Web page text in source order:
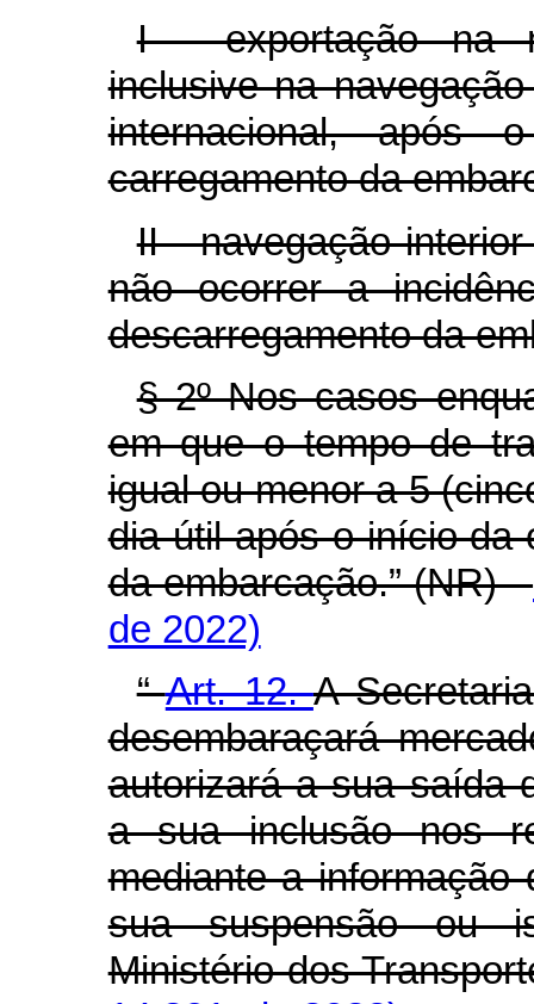
I - exportação na
inclusive na
internacional, após
carregamento da
II - navegação
não ocorrer a
descarregamento da
§ 2º Nos casos
em que o tempo de
igual ou menor a 5
dia útil após o início da
da embarcação.” (NR)
de 2022)
“Art. 12.A
desembaraçará
autorizará a sua saída
a sua inclusão nos
mediante a informação
sua suspensão ou
Ministério dos